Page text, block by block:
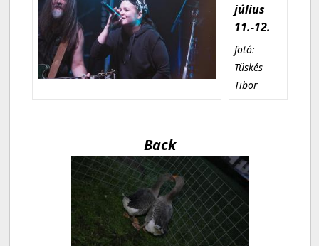
július
11.-12.
fotó:
Tüskés
Tibor
Back